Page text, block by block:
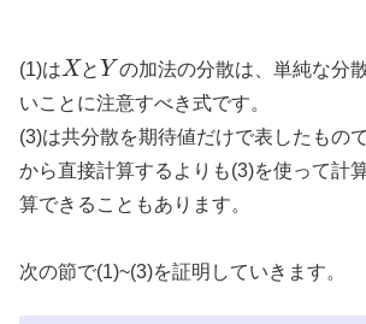
(1)はX と Y の加法の分散は、単純な分
いことに注意すべき式です。
(3)は共分散を期待値だけで表したもの
から直接計算するよりも(3)を使って計
算できることもあります。
次の節で(1)~(3)を証明していきます。